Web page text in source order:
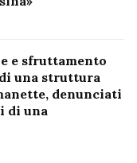
e sfruttamento
una struttura
denunciati
di una